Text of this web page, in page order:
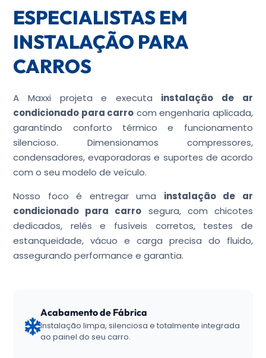
ESPECIALISTAS EM
INSTALAÇÃO PARA
CARROS
A Maxxi projeta e executa instalação de ar
condicionado para carro com engenharia aplicada,
garantindo conforto térmico e funcionamento
silencioso. Dimensionamos compressores,
condensadores, evaporadoras e suportes de acordo
com o seu modelo de veículo.
Nosso foco é entregar uma instalação de ar
condicionado para carro segura, com chicotes
dedicados, relés e fusíveis corretos, testes de
estanqueidade, vácuo e carga precisa do fluido,
assegurando performance e garantia.
Acabamento de Fábrica
Instalação limpa, silenciosa e totalmente integrada
ao painel do seu carro.